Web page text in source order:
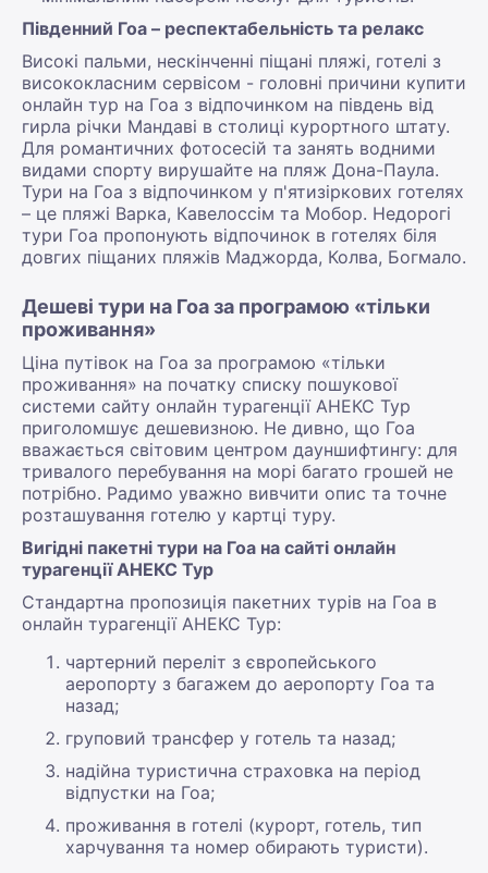
Південний Гоа – респектабельність та релакс
Високі пальми, нескінченні піщані пляжі, готелі з
висококласним сервісом - головні причини купити
онлайн тур на Гоа з відпочинком на південь від
гирла річки Мандаві в столиці курортного штату.
Для романтичних фотосесій та занять водними
видами спорту вирушайте на пляж Дона-Паула.
Тури на Гоа з відпочинком у п'ятизіркових готелях
– це пляжі Варка, Кавелоссім та Мобор. Недорогі
тури Гоа пропонують відпочинок в готелях біля
довгих піщаних пляжів Маджорда, Колва, Богмало.
Дешеві тури на Гоа за програмою «тільки
проживання»
Ціна путівок на Гоа за програмою «тільки
проживання» на початку списку пошукової
системи сайту онлайн турагенції АНЕКС Тур
приголомшує дешевизною. Не дивно, що Гоа
вважається світовим центром дауншифтингу: для
тривалого перебування на морі багато грошей не
потрібно. Радимо уважно вивчити опис та точне
розташування готелю у картці туру.
Вигідні пакетні тури на Гоа на сайті онлайн
турагенції АНЕКС Тур
Стандартна пропозиція пакетних турів на Гоа в
онлайн турагенції АНЕКС Тур:
чартерний переліт з європейського
аеропорту з багажем до аеропорту Гоа та
назад;
груповий трансфер у готель та назад;
надійна туристична страховка на період
відпустки на Гоа;
проживання в готелі (курорт, готель, тип
харчування та номер обирають туристи).